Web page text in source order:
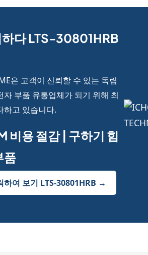
하다 LTS-30801HRB
은 고객이 신뢰할 수 있는 독립
자 부품 유통업체가 되기 위해 최
하고 있습니다.
비용 절감 | 구하기 힘
품
하여 보기 LTS-30801HRB →